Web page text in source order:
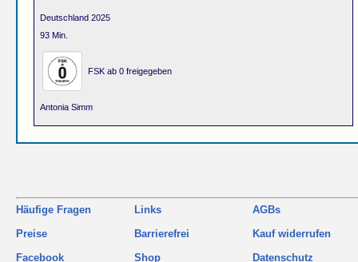
Deutschland 2025
93 Min.
FSK ab 0 freigegeben
Antonia Simm
Häufige Fragen
Preise
Facebook
Links
Barrierefrei
Shop
AGBs
Kauf widerrufen
Datenschutz